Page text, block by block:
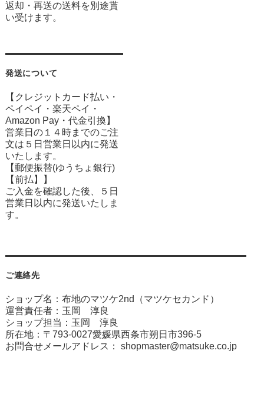
返却・再送の送料を別途貰
い受けます。
発送について
【クレジットカード払い・
ペイペイ・楽天ペイ・
Amazon Pay・ 代金引換】
営業日の１４時までのご注
文は５日営業日以内に発送
いたします。
【郵便振替(ゆうちょ銀行)
【前払】】
ご入金を確認した後、５日
営業日以内に発送いたしま
す。
ご連絡先
ショップ名：布地のマツケ2nd（マツケセカンド）
運営責任者：玉岡 淳良
ショップ担当：玉岡 淳良
所在地：〒793-0027愛媛県西条市朔日市396-5
お問合せメールアドレス： shopmaster@matsuke.co.jp